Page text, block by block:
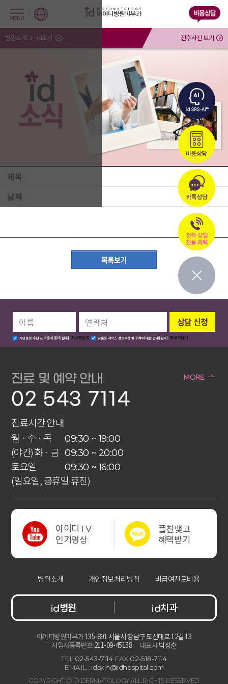
병원소개 id소식 전후사진 보기
제목
날짜
개인정보 수집 및 이용에 동의[필수] 자세히보기 맞춤형 서비스 정보수신 및 위탁에 대한 안내[필수] 자세히보기
진료 및 예약 안내 MORE
02 543 7114
진료시간 안내
월 · 수 · 목
09:30 ~ 19:00
(야간) 화 · 금 09:30 ~ 20:00
토요일 09:30 ~ 16:00
(일요일, 공휴일 휴진)
아이디TV
인기영상
플친맺고
혜택받기
병원소개 개인정보처리방침 비급여진료비용
id병원 id치과
아이디병원피부과135-891 서울시 강남구 도산대로 12길 13
사업자등록번호 211-09-45158 대표자박상훈
TEL 02-543-7114 FAX 02-518-7114
EMAIL : idskin@idhospital.com
COPYRIGHT ⓒ ID DERMATOLOGY.ALL RIGHTS RESERVED